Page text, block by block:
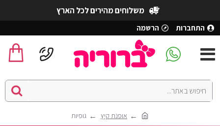
משלוחים מהירים לכל הארץ
התחברות הרשמה
אופנת קיץ גופיות